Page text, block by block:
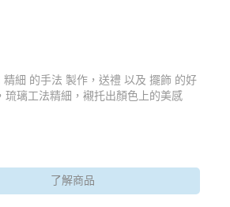
精細 的手法 製作，送禮 以及 擺飾 的好
琉璃工法精細，襯托出顏色上的美感
了解商品